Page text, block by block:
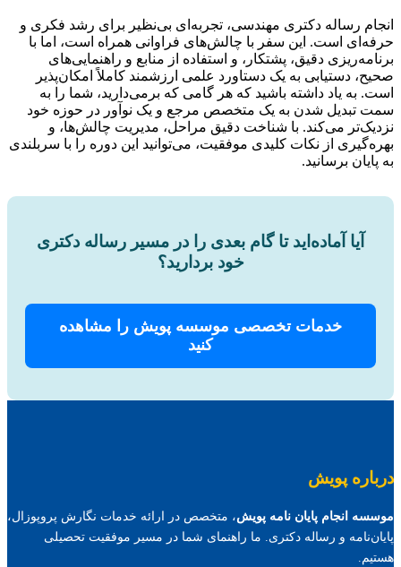
انجام رساله دکتری مهندسی، تجربه‌ای بی‌نظیر برای رشد فکری و
حرفه‌ای است. این سفر با چالش‌های فراوانی همراه است، اما با
برنامه‌ریزی دقیق، پشتکار، و استفاده از منابع و راهنمایی‌های
صحیح، دستیابی به یک دستاورد علمی ارزشمند کاملاً امکان‌پذیر
است. به یاد داشته باشید که هر گامی که برمی‌دارید، شما را به
سمت تبدیل شدن به یک متخصص مرجع و یک نوآور در حوزه خود
نزدیک‌تر می‌کند. با شناخت دقیق مراحل، مدیریت چالش‌ها، و
بهره‌گیری از نکات کلیدی موفقیت، می‌توانید این دوره را با سربلندی
به پایان برسانید.
آیا آماده‌اید تا گام بعدی را در مسیر رساله دکتری
خود بردارید؟
خدمات تخصصی موسسه پویش را مشاهده
کنید
درباره پویش
موسسه انجام پایان نامه پویش، متخصص در ارائه خدمات نگارش پروپوزال،
پایان‌نامه و رساله دکتری. ما راهنمای شما در مسیر موفقیت تحصیلی
هستیم.